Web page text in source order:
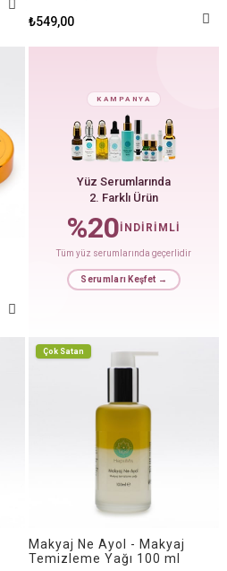
₺549,00
KAMPANYA
Yüz Serumlarında
2. Farklı Ürün
%20İNDİRİMLİ
Tüm yüz serumlarında geçerlidir
Serumları Keşfet →
Makyaj Ne Ayol - Makyaj
Temizleme Yağı 100 ml
Çok Satan